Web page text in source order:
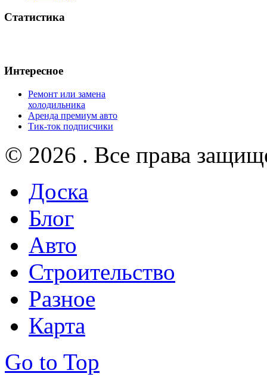
Статистика
Интересное
Ремонт или замена
холодильника
Аренда премиум авто
Тик-ток подписчики
© 2026 . Все права
Доска
Блог
Авто
Строительство
Разное
Карта
Go to Top